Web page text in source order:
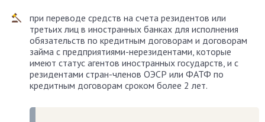
при переводе средств на счета резидентов или
третьих лиц в иностранных банках для исполнения
обязательств по кредитным договорам и договорам
займа с предприятиями-нерезидентами, которые
имеют статус агентов иностранных государств, и с
резидентами стран-членов ОЭСР или ФАТФ по
кредитным договорам сроком более 2 лет.